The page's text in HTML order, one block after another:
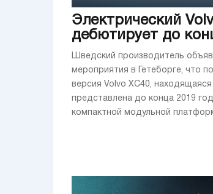
Электрический
дебютирует до
Шведский производитель
мероприятия в Гетеборге, что
версия Volvo XC40,
представлена до конца 2019
компактной модульной